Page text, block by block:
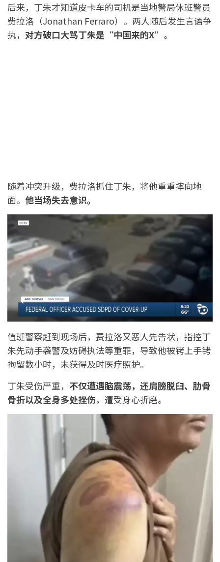
后来，丁朱才知道皮卡车的司机是当地警局休班警员
费拉洛（Jonathan Ferraro）。两人随后发生言语争
执， 对方破口大骂丁朱是“中国来的X” 。
随着冲突升级，费拉洛抓住丁朱，将他重重摔向地
面。 他当场失去意识。
值班警察赶到现场后，费拉洛又恶人先告状，指控丁
朱先动手袭警及妨碍执法等重罪，导致他被铐上手铐
拘留数小时，未获得及时医疗照护。
丁朱受伤严重， 不仅遭遇脑震荡，还肩膀脱臼、肋骨
骨折以及全身多处挫伤，遭受身心折磨。